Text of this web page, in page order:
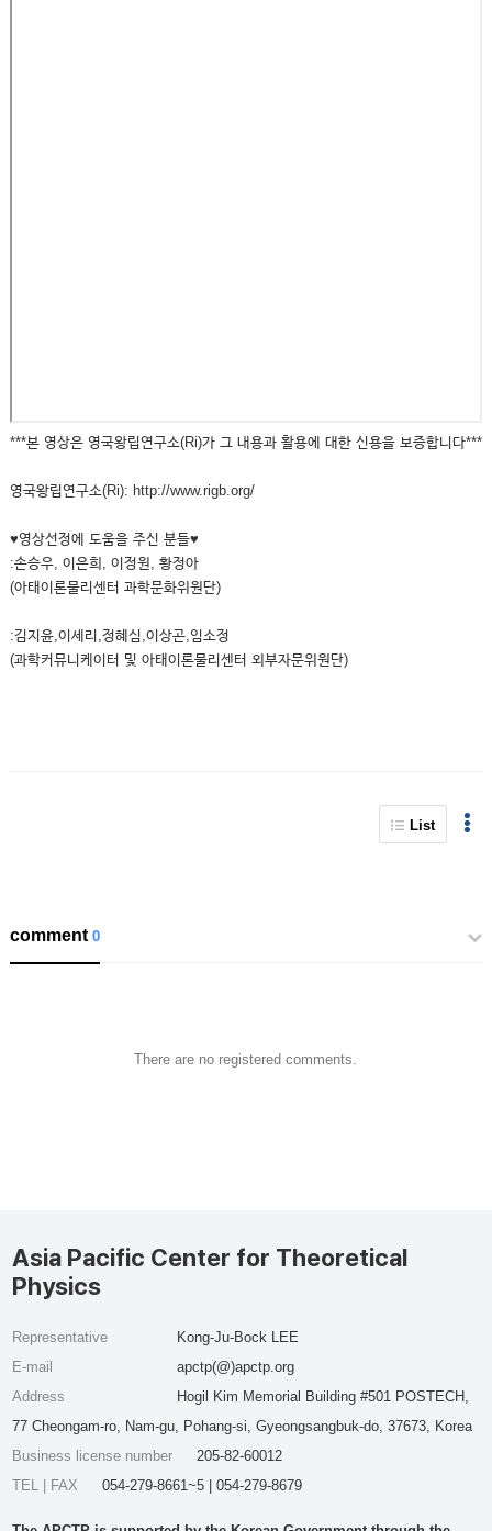
***본 영상은 영국왕립연구소(Ri)가 그 내용과 활용에 대한 신용을 보증합니다***
영국왕립연구소(Ri): http://www.rigb.org/
♥영상선정에 도움을 주신 분들♥
:손승우, 이은희, 이정원, 황정아
(아태이론물리센터 과학문화위원단)
:김지윤,이세리,정혜심,이상곤,임소정
(과학커뮤니케이터 및 아태이론물리센터 외부자문위원단)
List
comment0
There are no registered comments.
Asia Pacific Center for Theoretical
Physics
Representative
Kong-Ju-Bock LEE
E-mail
apctp(@)apctp.org
Address
Hogil Kim Memorial Building #501 POSTECH,
77 Cheongam-ro, Nam-gu, Pohang-si, Gyeongsangbuk-do, 37673, Korea
Business license number
205-82-60012
TEL | FAX
054-279-8661~5 | 054-279-8679